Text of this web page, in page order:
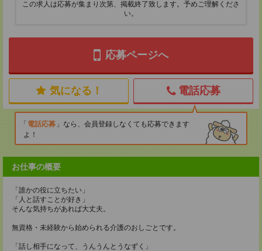
この求人は応募が集まり次第、掲載終了致します。予めご理解くださ
い。
応募ページへ
気になる！ 電話応募
電話応募
なら、会員登録しなくても応募できます
よ！
お仕事の概要
「誰かの役に立ちたい」
「人と話すことが好き」
そんな気持ちがあれば大丈夫。
無資格・未経験から始められる介護のおしごとです。
「話し相手になって、うんうんとうなずく」